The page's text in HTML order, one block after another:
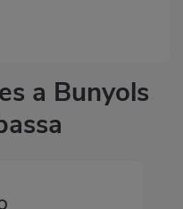
a Bunyols